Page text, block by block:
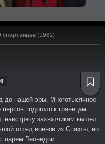
спартанцев (1962)
до нашей эры. Многотысячное
персов подошло к границам
навстречу захватчикам вышел
отряд воинов из Спарты, во
царем Леонидом.